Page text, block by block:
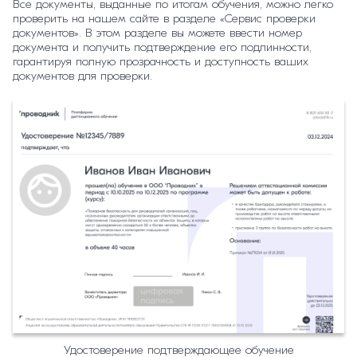
Все документы, выданные по итогам обучения, можно легко
проверить на нашем сайте в разделе «Сервис проверки
документов». В этом разделе вы можете ввести номер
документа и получить подтверждение его подлинности,
гарантируя полную прозрачность и доступность ваших
документов для проверки.
Удостоверение подтверждающее обучение